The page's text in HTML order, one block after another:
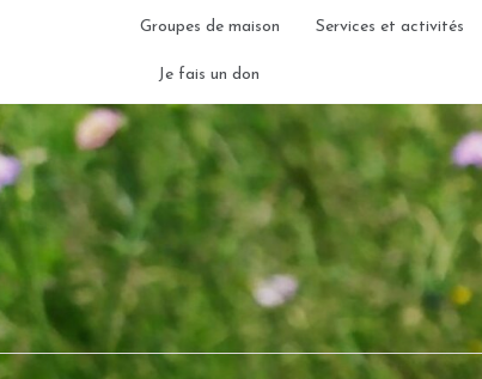
Groupes de maison Services et activités
Je fais un don